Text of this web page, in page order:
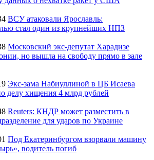
ВСУ атаковали Ярославль:
стал один из крупнейших НПЗ
Московский экс-депутат Харадизе
но вышла на свободу прямо в зале
Экс-зама Набиуллиной в ЦБ Исаева
делу хищения 4 млрд рублей
Reuters: КНДР может разместить в
для ударов по Украине
Под Екатеринбургом взорвали машину
водитель погиб